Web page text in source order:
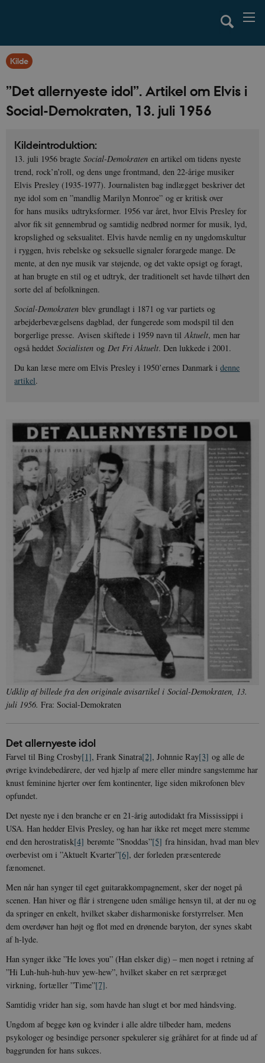
Kilde
”Det allernyeste idol”. Artikel om Elvis i
Social-Demokraten, 13. juli 1956
Kildeintroduktion:
13. juli 1956 bragteSocial-Demokraten en artikel om tidens nyeste
trend, rock’n’roll, og dens unge frontmand, den 22-årige musiker
Elvis Presley (1935-1977). Journalisten bag indlægget beskriver det
nye idol som en ”mandlig Marilyn Monroe” og er kritisk over
for hans musiks udtryksformer. 1956 var året, hvor Elvis Presley for
alvor fik sit gennembrud og samtidig nedbrød normer for musik, lyd,
kropslighed og seksualitet. Elvis havde nemlig en ny ungdomskultur
i ryggen, hvis rebelske og seksuelle signaler forargede mange. De
mente, at den nye musik var støjende, og det vakte opsigt og foragt,
at han brugte en stil og et udtryk, der traditionelt set havde tilhørt den
sorte del af befolkningen.
Social-Demokraten blev grundlagt i 1871 og var partiets og
arbejderbevægelsens dagblad, der fungerede som modspil til den
borgerlige presse. Avisen skiftede i 1959 navn tilAktuelt, men har
også heddetSocialisten ogDet Fri Aktuelt. Den lukkede i 2001.
Du kan læse mere om Elvis Presley i 1950’ernes Danmark idenne
artikel.
Udklip af billede fra den originale avisartikel i Social-Demokraten, 13.
juli 1956. Fra: Social-Demokraten
Det allernyeste idol
Farvel til Bing Crosby[1], Frank Sinatra[2], Johnnie Ray[3] og alle de
øvrige kvindebedårere, der ved hjælp af mere eller mindre sangstemme har
knust feminine hjerter over fem kontinenter, lige siden mikrofonen blev
opfundet.
Det nyeste nye i den branche er en 21-årig autodidakt fra Mississippi i
USA. Han hedder Elvis Presley, og han har ikke ret meget mere stemme
end den herostratisk[4] berømte ”Snoddas”[5] fra hinsidan, hvad man blev
overbevist om i ”Aktuelt Kvarter”[6], der forleden præsenterede
fænomenet.
Men når han synger til eget guitarakkompagnement, sker der noget på
scenen. Han hiver og flår i strengene uden smålige hensyn til, at der nu og
da springer en enkelt, hvilket skaber disharmoniske forstyrrelser. Men
dem overdøver han højt og flot med en drønende baryton, der synes skabt
af h-lyde.
Han synger ikke ”He loves you” (Han elsker dig) – men noget i retning af
”Hi Luh-huh-huh-huv yew-hew”, hvilket skaber en ret særpræget
virkning, fortæller ”Time”[7].
Samtidig vrider han sig, som havde han slugt et bor med håndsving.
Ungdom af begge køn og kvinder i alle aldre tilbeder ham, medens
psykologer og besindige personer spekulerer sig gråhåret for at finde ud af
baggrunden for hans sukces.